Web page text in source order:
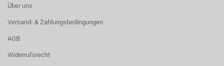
Über uns
Versand- & Zahlungsbedingungen
AGB
Widerrufsrecht